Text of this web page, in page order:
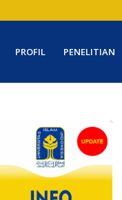
PROFIL PENELITIAN